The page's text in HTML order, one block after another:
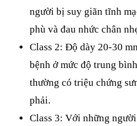
người bị suy giãn tĩnh
phù và đau nhức chân
Class 2: Độ dày 20-30
bệnh ở mức độ trung
thường có triệu chứng
phải.
Class 3: Với những